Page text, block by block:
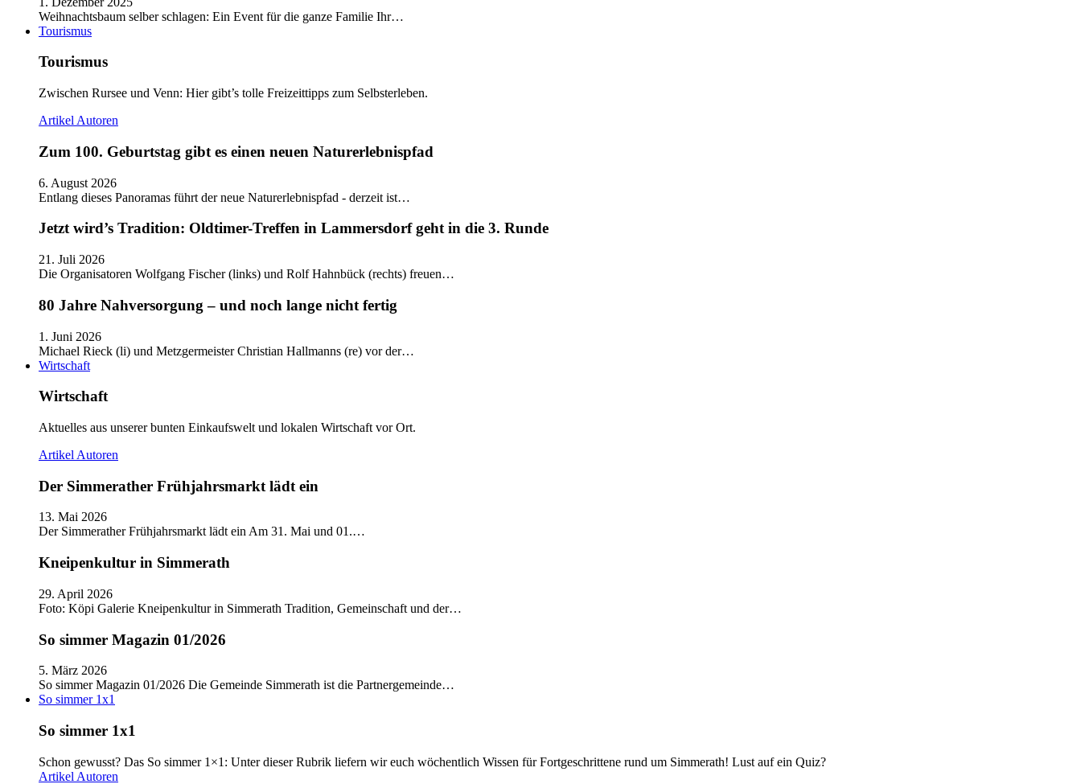
Weihnachtsbaum selber schlagen: Ein Event für die ganze Familie Ihr…
Tourismus
Tourismus
Zwischen Rursee und Venn: Hier gibt’s tolle Freizeittipps zum Selbsterleben.
Artikel Autoren
Zum 100. Geburtstag gibt es einen neuen Naturerlebnispfad
6. August 2026
Entlang dieses Panoramas führt der neue Naturerlebnispfad - derzeit ist…
Jetzt wird’s Tradition: Oldtimer-Treffen in Lammersdorf geht in die 3. Runde
21. Juli 2026
Die Organisatoren Wolfgang Fischer (links) und Rolf Hahnbück (rechts) freuen…
80 Jahre Nahversorgung – und noch lange nicht fertig
1. Juni 2026
Michael Rieck (li) und Metzgermeister Christian Hallmanns (re) vor der…
Wirtschaft
Wirtschaft
Aktuelles aus unserer bunten Einkaufswelt und lokalen Wirtschaft vor Ort.
Artikel Autoren
Der Simmerather Frühjahrsmarkt lädt ein
13. Mai 2026
Der Simmerather Frühjahrsmarkt lädt ein Am 31. Mai und 01.…
Kneipenkultur in Simmerath
29. April 2026
Foto: Köpi Galerie Kneipenkultur in Simmerath Tradition, Gemeinschaft und der…
So simmer Magazin 01/2026
5. März 2026
So simmer Magazin 01/2026 Die Gemeinde Simmerath ist die Partnergemeinde…
So simmer 1x1
So simmer 1x1
Schon gewusst? Das So simmer 1×1: Unter dieser Rubrik liefern wir euch wöchentlich Wissen für Fortgeschrittene rund um Simmerath! Lust auf ein Quiz?
Artikel Autoren